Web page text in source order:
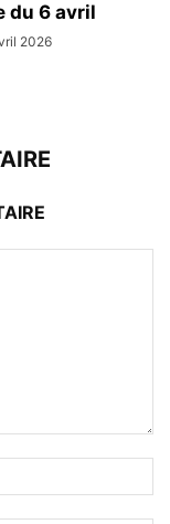
du 6 avril
2026